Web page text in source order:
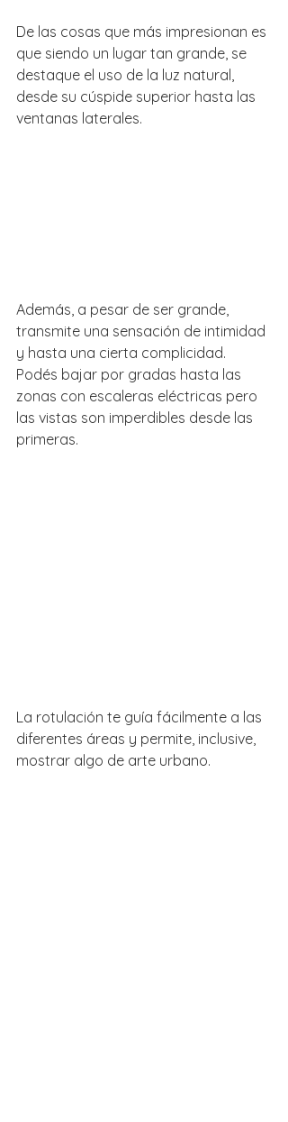
De las cosas que más impresionan es
que siendo un lugar tan grande, se
destaque el uso de la luz natural,
desde su cúspide superior hasta las
ventanas laterales.
Además, a pesar de ser grande,
transmite una sensación de intimidad
y hasta una cierta complicidad.
Podés bajar por gradas hasta las
zonas con escaleras eléctricas pero
las vistas son imperdibles desde las
primeras.
La rotulación te guía fácilmente a las
diferentes áreas y permite, inclusive,
mostrar algo de arte urbano.